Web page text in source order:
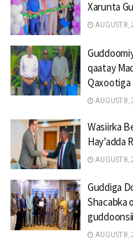
Xarunta
AUGUST 8,
qaatay
Qaxootiga
AUGUST 8,
Wasiirka
Hay’adda
AUGUST 8,
Guddiga
Shacabka
AUGUST 8,